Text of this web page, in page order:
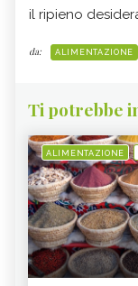
il ripieno
da: ALIMENTAZIONE
Ti potrebbe
ALIMENTAZIONE